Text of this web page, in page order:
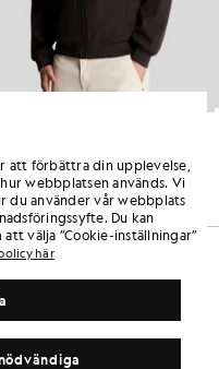
att förbättra din upplevelse,
webbplatsen används. Vi
du använder vår webbplats
Du kan
välja ”Cookie-inställningar”
här